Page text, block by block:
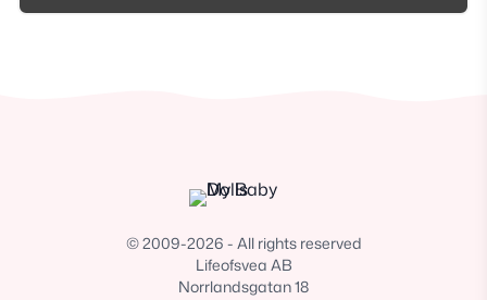
© 2009-2026 - All rights reserved
Lifeofsvea AB
Norrlandsgatan 18